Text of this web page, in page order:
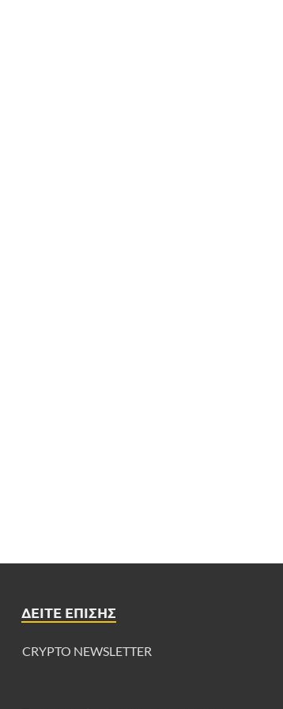
ΔΕΊΤΕ ΕΠΊΣΗΣ
CRYPTO NEWSLETTER